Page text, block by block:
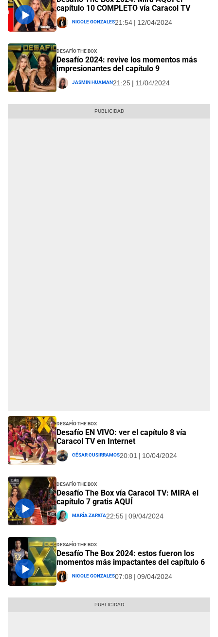
capítulo 10 COMPLETO vía Caracol TV
Nicole Gonzales21:54 | 12/04/2024
Desafío The Box
Desafío 2024: revive los momentos más
impresionantes del capítulo 9
Jasmin Huaman21:25 | 11/04/2024
Desafío The Box
Desafío EN VIVO: ver el capítulo 8 vía
Caracol TV en Internet
César Cusirramos20:01 | 10/04/2024
Desafío The Box
Desafío The Box vía Caracol TV: MIRA el
capítulo 7 gratis AQUÍ
María Zapata22:55 | 09/04/2024
Desafío The Box
Desafío The Box 2024: estos fueron los
momentos más impactantes del capítulo 6
Nicole Gonzales07:08 | 09/04/2024